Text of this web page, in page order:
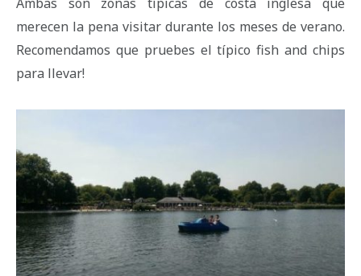
merecen la pena visitar durante los meses de verano.
Recomendamos que pruebes el típico fish and chips
para llevar!